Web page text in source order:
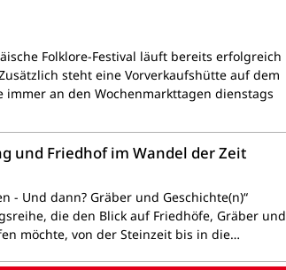
Folklore-Festival läuft bereits erfolgreich
steht eine Vorverkaufshütte auf dem
immer an den Wochenmarkttagen dienstags
und Friedhof im Wandel der Zeit
- Und dann? Gräber und Geschichte(n)“
die den Blick auf Friedhöfe, Gräber und
möchte, von der Steinzeit bis in die…